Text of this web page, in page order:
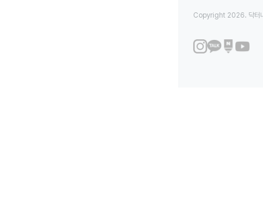
Copyright 2026. 닥터